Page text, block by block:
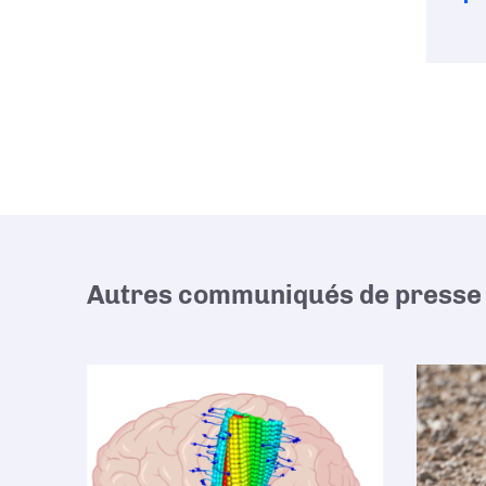
Autres communiqués de presse